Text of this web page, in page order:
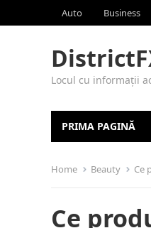
Auto Business
Locul cu informații
PRIMA PAGINĂ
Home Beauty Ce
Ce